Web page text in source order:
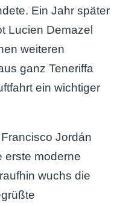
Ein Jahr später
Lucien Demazel
weiteren
ganz Teneriffa
ein wichtiger
Jordán
erste moderne
wuchs die